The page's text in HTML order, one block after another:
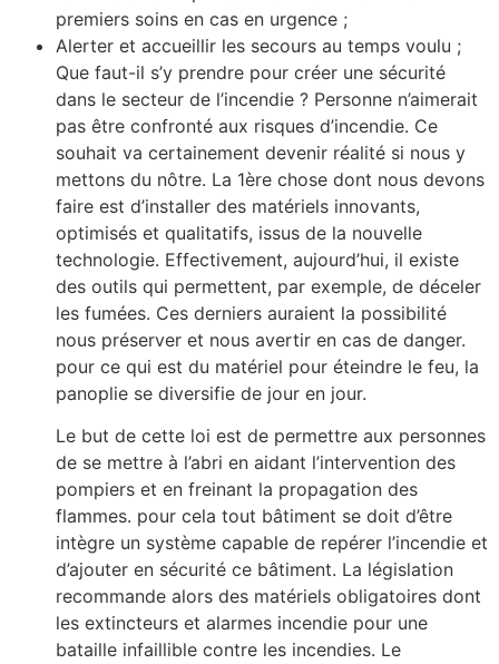
premiers soins en cas en urgence ;
Alerter et accueillir les secours au temps voulu ;
Que faut-il s’y prendre pour créer une sécurité
dans le secteur de l’incendie ? Personne n’aimerait
pas être confronté aux risques d’incendie. Ce
souhait va certainement devenir réalité si nous y
mettons du nôtre. La 1ère chose dont nous devons
faire est d’installer des matériels innovants,
optimisés et qualitatifs, issus de la nouvelle
technologie. Effectivement, aujourd’hui, il existe
des outils qui permettent, par exemple, de déceler
les fumées. Ces derniers auraient la possibilité
nous préserver et nous avertir en cas de danger.
pour ce qui est du matériel pour éteindre le feu, la
panoplie se diversifie de jour en jour.
Le but de cette loi est de permettre aux personnes
de se mettre à l’abri en aidant l’intervention des
pompiers et en freinant la propagation des
flammes. pour cela tout bâtiment se doit d’être
intègre un système capable de repérer l’incendie et
d’ajouter en sécurité ce bâtiment. La législation
recommande alors des matériels obligatoires dont
les extincteurs et alarmes incendie pour une
bataille infaillible contre les incendies. Le